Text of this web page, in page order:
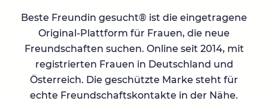
Beste Freundin gesucht® ist die eingetragene
Original-Plattform für Frauen, die neue
Freundschaften suchen. Online seit 2014, mit
registrierten Frauen in Deutschland und
Österreich. Die geschützte Marke steht für
echte Freundschaftskontakte in der Nähe.